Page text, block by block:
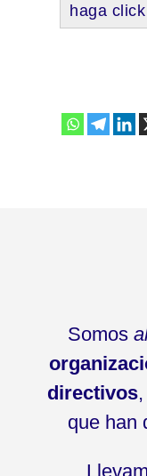
haga
Somos
directivos,
que han